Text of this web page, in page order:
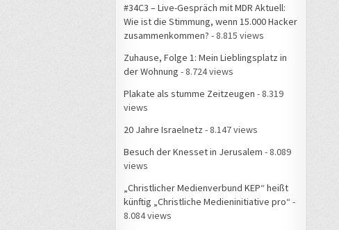
#34C3 – Live-Gespräch mit MDR Aktuell:
Wie ist die Stimmung, wenn 15.000 Hacker
zusammenkommen? - 8.815 views
Zuhause, Folge 1: Mein Lieblingsplatz in
der Wohnung - 8.724 views
Plakate als stumme Zeitzeugen - 8.319
views
20 Jahre Israelnetz - 8.147 views
Besuch der Knesset in Jerusalem - 8.089
views
„Christlicher Medienverbund KEP“ heißt
künftig „Christliche Medieninitiative pro“ -
8.084 views